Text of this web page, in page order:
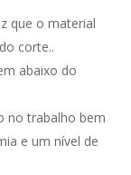
que o material
corte..
abaixo do
no trabalho bem
e um nível de